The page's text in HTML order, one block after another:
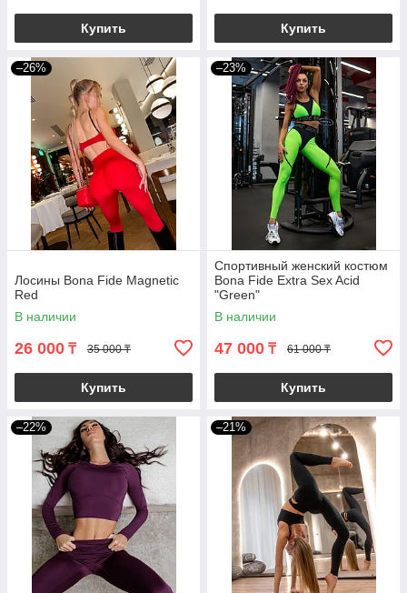
Купить Купить
–26%
Лосины Bona Fide Magnetic
Red
В наличии
26 000 ₸ 35 000 ₸
Купить
–23%
Спортивный женский костюм
Bona Fide Extra Sex Acid
"Green"
В наличии
47 000 ₸ 61 000 ₸
Купить
–22% –21%